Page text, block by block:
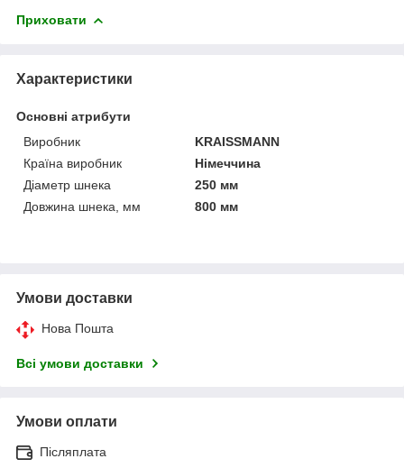
Приховати
Характеристики
Основні атрибути
Виробник
KRAISSMANN
Країна виробник
Німеччина
Діаметр шнека
250 мм
Довжина шнека, мм
800 мм
Умови доставки
Нова Пошта
Всі умови доставки
Умови оплати
Післяплата